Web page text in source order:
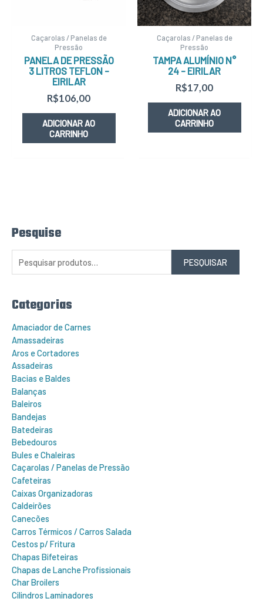
Pesquise
P
e
p
:
PESQUISAR
Categorias
Amaciador de Carnes
Amassadeiras
Aros e Cortadores
Assadeiras
Bacias e Baldes
Balanças
Baleiros
Bandejas
Batedeiras
Bebedouros
Bules e Chaleiras
Caçarolas / Panelas de Pressão
Cafeteiras
Caixas Organizadoras
Caldeirões
Canecões
Carros Térmicos / Carros Salada
Cestos p/ Fritura
Chapas Bifeteiras
Chapas de Lanche Profissionais
Char Broilers
Cilindros Laminadores
Caçarolas / Panelas de
Pressão
PANELA DE PRESSÃO
3 LITROS TEFLON –
EIRILAR
R$106,00
ADICIONAR AO
CARRINHO
Caçarolas / Panelas de
Pressão
TAMPA ALUMÍNIO N°
24 – EIRILAR
R$17,00
ADICIONAR AO
CARRINHO